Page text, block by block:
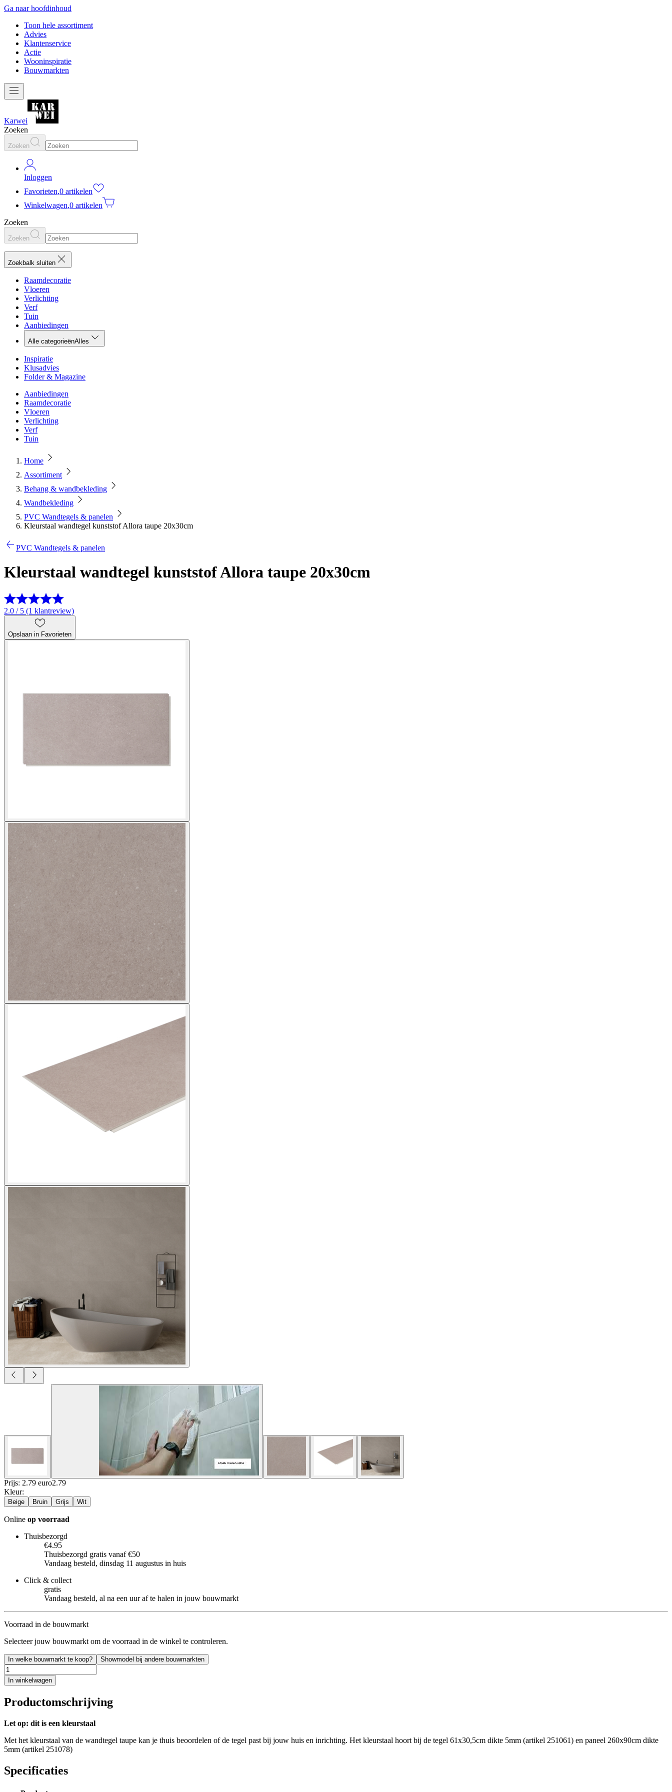
Ga naar hoofdinhoud
Toon hele assortiment
Advies
Klantenservice
Actie
Wooninspiratie
Bouwmarkten
Karwei
Zoeken
Zoeken
Inloggen
Favorieten,0 artikelen
Winkelwagen,0 artikelen
Zoeken
Zoeken
Zoekbalk sluiten
Raamdecoratie
Vloeren
Verlichting
Verf
Tuin
Aanbiedingen
Alle categorieënAlles
Inspiratie
Klusadvies
Folder & Magazine
Aanbiedingen
Raamdecoratie
Vloeren
Verlichting
Verf
Tuin
Home
Assortiment
Behang & wandbekleding
Wandbekleding
PVC Wandtegels & panelen
Kleurstaal wandtegel kunststof Allora taupe 20x30cm
PVC Wandtegels & panelen
Kleurstaal wandtegel kunststof Allora taupe 20x30cm
2.0 / 5 (1 klantreview)
Opslaan in Favorieten
Prijs: 2.79 euro2.79
Kleur:
Beige Bruin Grijs Wit
Online op voorraad
Thuisbezorgd
€4.95
Thuisbezorgd gratis vanaf €50
Vandaag besteld, dinsdag 11 augustus in huis
Click & collect
gratis
Vandaag besteld, al na een uur af te halen in jouw bouwmarkt
Voorraad in de bouwmarkt
Selecteer jouw bouwmarkt om de voorraad in de winkel te controleren.
In welke bouwmarkt te koop? Showmodel bij andere bouwmarkten
In winkelwagen
Productomschrijving
Let op: dit is een kleurstaal
Met het kleurstaal van de wandtegel taupe kan je thuis beoordelen of de tegel past bij jouw huis en inrichting. Het kleurstaal hoort bij de tegel 61x30,5cm dikte 5mm (artikel 251061) en paneel 260x90cm dikte
5mm (artikel 251078)
Specificaties